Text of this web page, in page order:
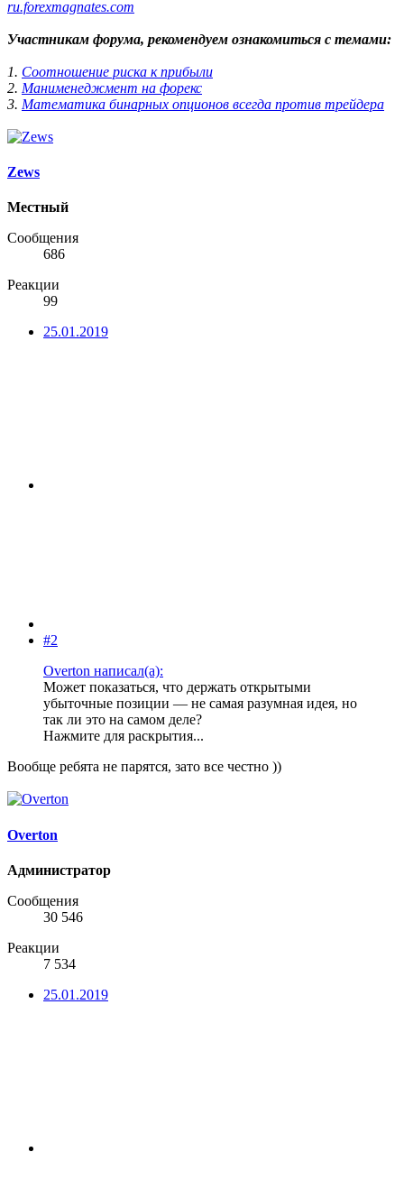
ru.forexmagnates.com
Участникам форума, рекомендуем ознакомиться с темами:
1. Соотношение риска к прибыли
2. Манименеджмент на форекс
3. Математика бинарных опционов всегда против трейдера
Zews
Местный
Сообщения
686
Реакции
99
25.01.2019
#2
Overton написал(а):
Может показаться, что держать открытыми
убыточные позиции — не самая разумная идея, но
так ли это на самом деле?
Нажмите для раскрытия...
Вообще ребята не парятся, зато все честно ))
Overton
Администратор
Сообщения
30 546
Реакции
7 534
25.01.2019